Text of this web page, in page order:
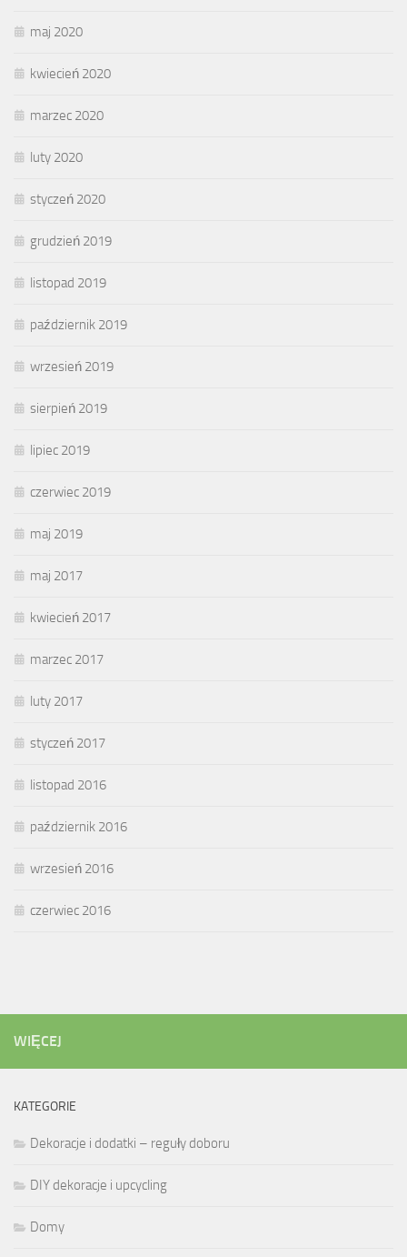
maj 2020
kwiecień 2020
marzec 2020
luty 2020
styczeń 2020
grudzień 2019
listopad 2019
październik 2019
wrzesień 2019
sierpień 2019
lipiec 2019
czerwiec 2019
maj 2019
maj 2017
kwiecień 2017
marzec 2017
luty 2017
styczeń 2017
listopad 2016
październik 2016
wrzesień 2016
czerwiec 2016
WIĘCEJ
KATEGORIE
Dekoracje i dodatki – reguły doboru
DIY dekoracje i upcycling
Domy